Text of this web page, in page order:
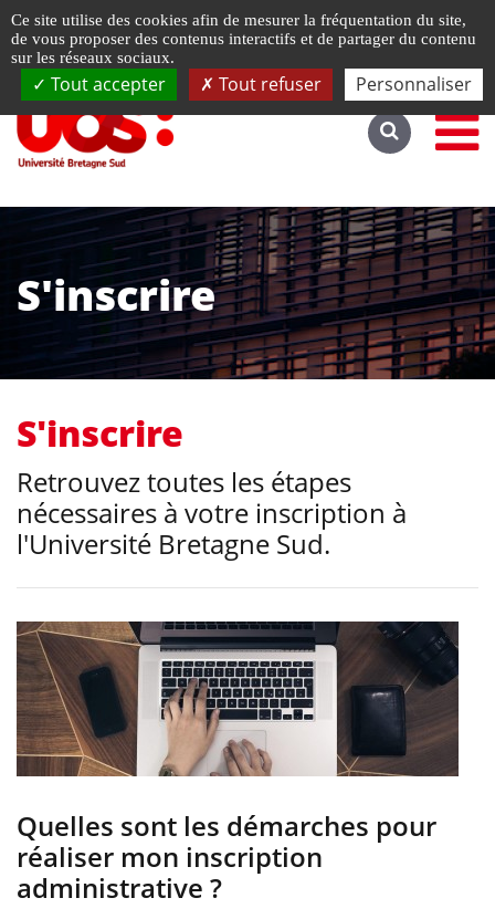
Accéder au site complet
S'inscrire
S'inscrire
Retrouvez toutes les étapes
nécessaires à votre inscription à
l'Université Bretagne Sud.
Quelles sont les démarches pour
réaliser mon inscription
administrative ?
Ce site utilise des cookies afin de mesurer la fréquentation du site,
de vous proposer des contenus interactifs et de partager du contenu
sur les réseaux sociaux.
Tout accepter Tout refuser Personnaliser